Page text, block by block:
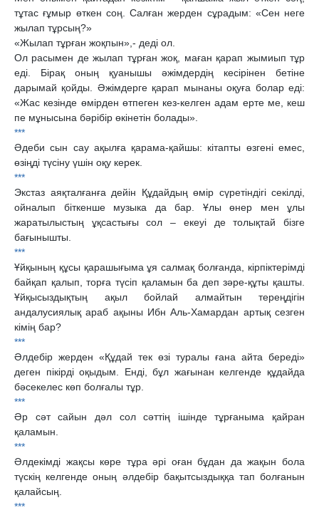
тұтас ғұмыр өткен соң. Салған жерден сұрадым: «Сен неге
жылап тұрсың?»
«Жылап тұрған жоқпын»,- деді ол.
Ол расымен де жылап тұрған жоқ, маған қарап жымиып тұр
еді. Бірақ оның қуанышы әжімдердің кесірінен бетіне
дарымай қойды. Әжімдерге қарап мынаны оқуға болар еді:
«Жас кезінде өмірден өтпеген кез-келген адам ерте ме, кеш
пе мұнысына бәрібір өкінетін болады».
***
Әдеби сын сау ақылға қарама-қайшы: кітапты өзгені емес,
өзіңді түсіну үшін оқу керек.
***
Экстаз аяқталғанға дейін Құдайдың өмір сүретіндігі секілді,
ойналып біткенше музыка да бар. Ұлы өнер мен ұлы
жаратылыстың ұқсастығы сол – екеуі де толықтай бізге
бағынышты.
***
Ұйқының құсы қарашығыма ұя салмақ болғанда, кірпіктерімді
байқап қалып, торға түсіп қаламын ба деп зәре-құты қашты.
Ұйқысыздықтың ақыл бойлай алмайтын тереңдігін
андалусиялық араб ақыны Ибн Аль-Хамардан артық сезген
кімің бар?
***
Әлдебір жерден «Құдай тек өзі туралы ғана айта береді»
деген пікірді оқыдым. Енді, бұл жағынан келгенде құдайда
бәсекелес көп болғалы тұр.
***
Әр сәт сайын дәл сол сәттің ішінде тұрғаныма қайран
қаламын.
***
Әлдекімді жақсы көре тұра әрі оған бұдан да жақын бола
түскің келгенде оның әлдебір бақытсыздыққа тап болғанын
қалайсың.
***